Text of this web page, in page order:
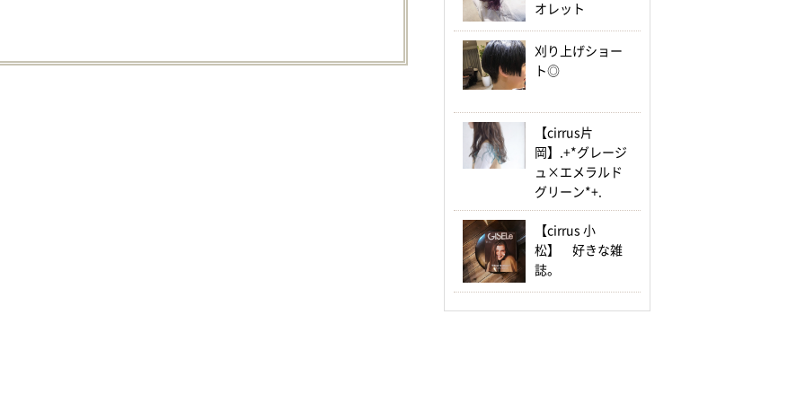
オレット
刈り上げショー
ト◎
【cirrus片
岡】.+*グレージ
ュ×エメラルド
グリーン*+.
【cirrus 小
松】 好きな雑
誌。